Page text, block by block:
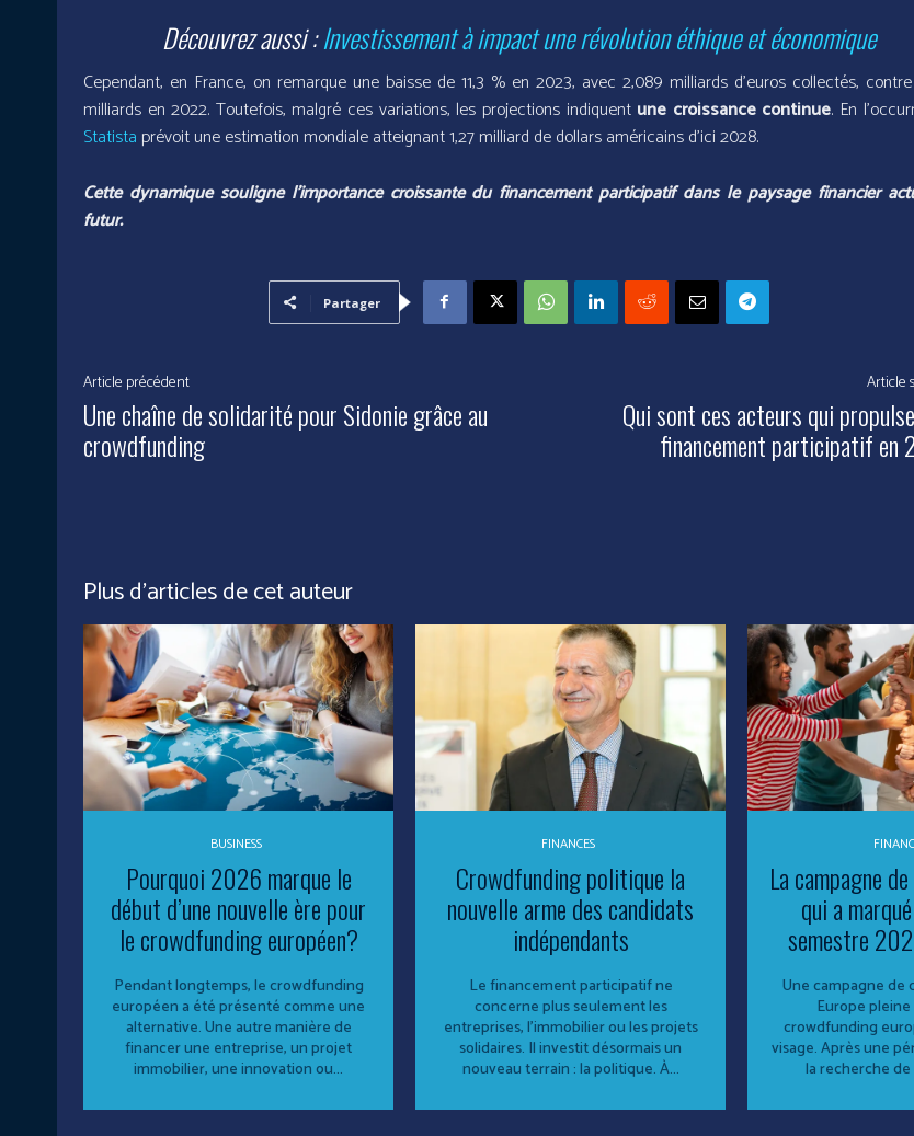
Découvrez aussi :Investissement à impact une révolution éthique et économique
Cependant, en France, on remarque une baisse de 11,3 % en 2023, avec 2,089 milliards d’euros collectés,
milliards en 2022. Toutefois, malgré ces variations, les projections indiquent une croissance continue. En
Statista prévoit une estimation mondiale atteignant 1,27 milliard de dollars américains d’ici 2028.
Cette dynamique souligne l’importance croissante du financement participatif dans le paysage financier
futur.
Partager
Article précédent
Une chaîne de solidarité pour Sidonie grâce au
crowdfunding
Article
Qui sont ces acteurs qui
financement participatif en
Plus d'articles de cet auteur
BUSINESS
Pourquoi 2026 marque le
début d’une nouvelle ère pour
le crowdfunding européen?
Pendant longtemps, le crowdfunding
européen a été présenté comme une
alternative. Une autre manière de
financer une entreprise, un projet
immobilier, une innovation ou...
FINANCES
Crowdfunding politique la
nouvelle arme des candidats
indépendants
Le financement participatif ne
concerne plus seulement les
entreprises, l’immobilier ou les projets
solidaires. Il investit désormais un
nouveau terrain : la politique. À...
La campagne
qui a
semestre
Une campagne de
Europe
crowdfunding
visage. Après une
la recherche